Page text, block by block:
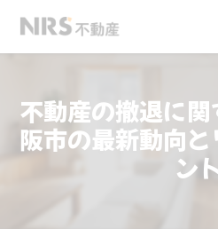
不動産の撤退に
阪市の最新動向
ン